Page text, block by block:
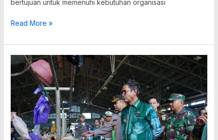
bertujuan untuk memenuhi kebutuhan organisasi
Read More »
Pemkab
Balangan
Sidak
Sembako
Jelang
Iduladha
1446